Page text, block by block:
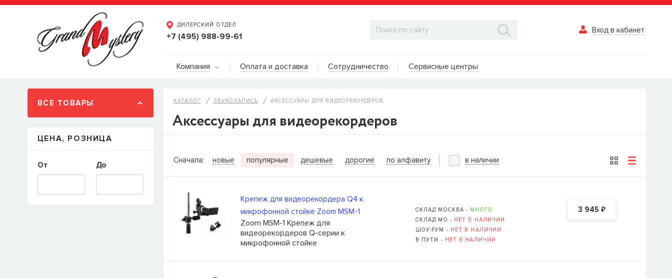
ДИЛЕРСКИЙ ОТДЕЛ
+7 (495) 988-99-61
ДИЛЕРСКИЙ ОТДЕЛ
Вход в кабинет
Вход в кабинет
Компания Оплата и доставка Сотрудничество Сервисные центры
ВСЕ ТОВАРЫ
ЦЕНА, РОЗНИЦА
От До
КАТАЛОГ ЗВУКОЗАПИСЬ АКСЕССУАРЫ ДЛЯ ВИДЕОРЕКОРДЕРОВ
Аксессуары для видеорекордеров
СООБЩИТЬ КОГДА ПОЯВИТСЯ
ТовараСтруны для бас-гитар Olympia HQB45100Sсейчас нет в
когда товар можно будет купить.
Сначала: новые популярные дешевые дорогие по алфавиту в наличии
Крепеж для видеорекордера Q4 к
микрофонной стойке Zoom MSM-1
Zoom MSM-1 Крепеж для
видеорекордеров Q-серии к
микрофонной стойке
3 945 ₽
СКЛАД МОСКВА - МНОГО
СКЛАД МО - НЕТ В НАЛИЧИИ
ШОУ-РУМ - НЕТ В НАЛИЧИИ
В ПУТИ - НЕТ В НАЛИЧИИ